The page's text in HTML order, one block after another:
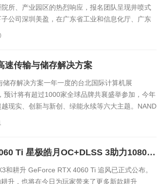
所、产业园区的热烈响应，报名团队呈现井喷式
公司深圳美盈，在广东省工业和信息化厅、广东
报名截止时间将原定的6月15日延至6月30日，意
速传输与储存解决方案
存解决方案一年一度的台北国际计算机展
计将有超过1000家全球品牌共襄盛举参加，今年
现实、创新与新创、绿能永续等六大主题。NAND
电子（Phison; 8299 TT） 也于今日（5/29）
冉冉新星！耕升 GeForce RTX 4060 Ti 星极皓月OC+DLSS 3助力1080P光追体验！
耕升 GeForce RTX 4060 Ti 追风已正式公布。
升，也将在今日为玩家带来了更多新款耕升